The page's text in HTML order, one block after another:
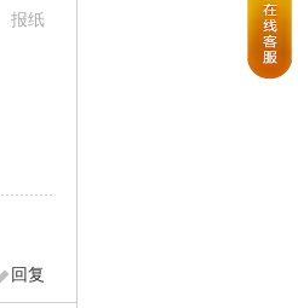
报纸
回复